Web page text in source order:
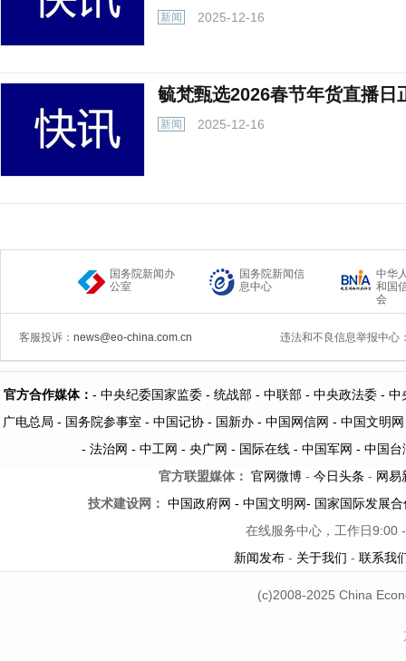
新闻 2025-12-16
毓梵甄选2026春节年货直播日
新闻 2025-12-16
国务院新闻办
公室
国务院新闻信
息中心
中华
和国
会
客服投诉： news@eo-china.com.cn 违法和不良信息举报中心
官方合作媒体： - 中央纪委国家监委 - 统战部 - 中联部- 中央政法委 - 中
广电总局 - 国务院参事室 - 中国记协 - 国新办 - 中国网信网 - 中国文明网
- 法治网 - 中工网 - 央广网 - 国际在线- 中国军网 - 中国台
官方联盟媒体： 官网微博- 今日头条 - 网易
技术建设网： 中国政府网 - 中国文明网- 国家国际发展
在线服务中心，工作日
新闻发布 - 关于我们 - 联系我
(c)2008-2025 China